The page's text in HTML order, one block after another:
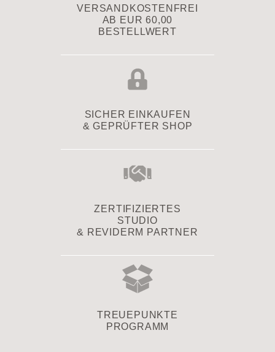
VERSAND­KOSTENFREI
AB EUR 60,00
BESTELLWERT
SICHER EINKAUFEN
& GEPRÜFTER SHOP
ZERTIFIZIERTES
STUDIO
& REVIDERM PARTNER
TREUEPUNKTE
PROGRAMM